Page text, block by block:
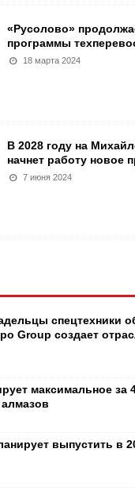
«Русолово»
программы
18 марта 2024
В 2028 году на
начнет работу новое
7 июня 2024
спецтехники
Group создает
максимальное за
выпустить в